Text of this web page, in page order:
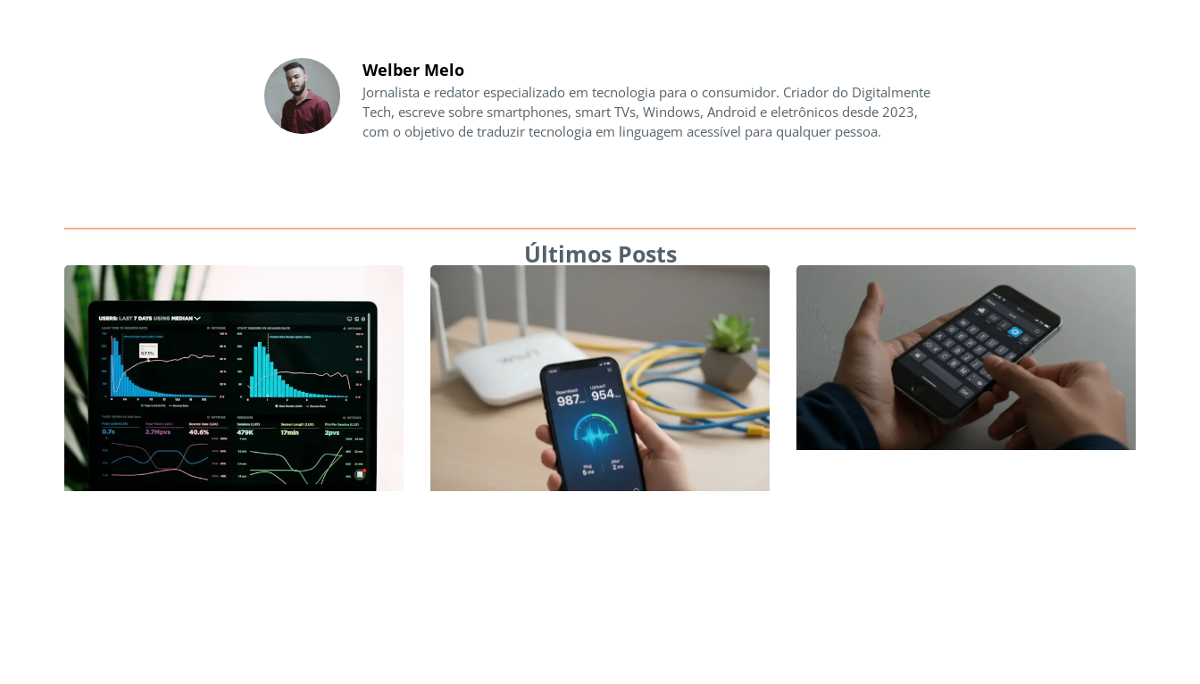
Welber Melo
Jornalista e redator especializado em tecnologia para o consumidor. Criador do Digitalmente
Tech, escreve sobre smartphones, smart TVs, Windows, Android e eletrônicos desde 2023,
com o objetivo de traduzir tecnologia em linguagem acessível para qualquer pessoa.
Últimos Posts